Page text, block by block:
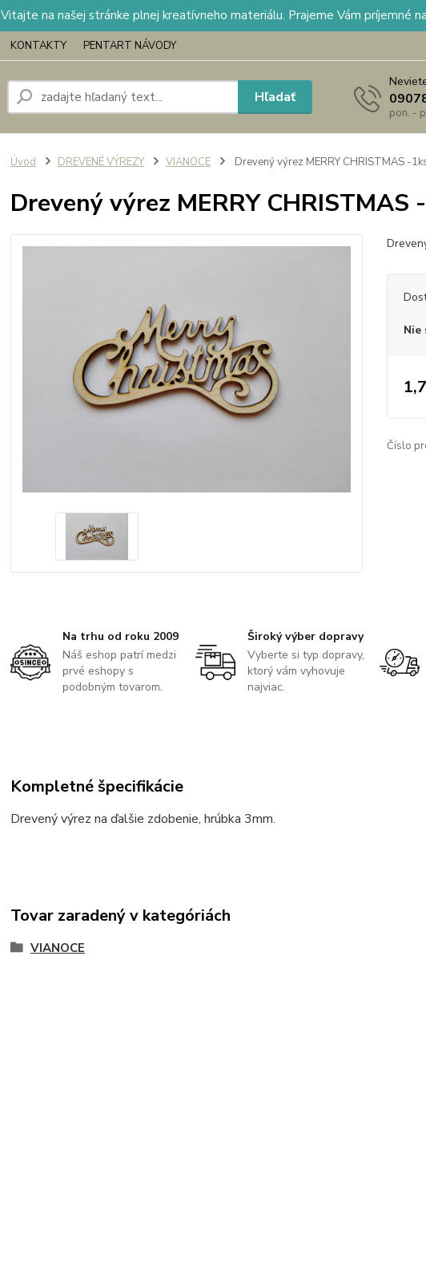
Vitajte na našej stránke plnej kreatívneho materiálu. Prajeme Vám príjemné
KONTAKTY PENTART NÁVODY
Hľadať
pon. -
Úvod DREVENÉ VÝREZY VIANOCE Drevený výrez MERRY CHRISTMAS -
Drevený výrez MERRY CHRISTMAS
Nie
Číslo
Na trhu od roku 2009
Náš eshop patrí medzi
prvé eshopy s
podobným tovarom.
Široký výber dopravy
Vyberte si typ dopravy,
ktorý vám vyhovuje
najviac.
Kompletné špecifikácie
Drevený výrez na ďalšie zdobenie, hrúbka 3mm.
Tovar zaradený v kategóriách
VIANOCE